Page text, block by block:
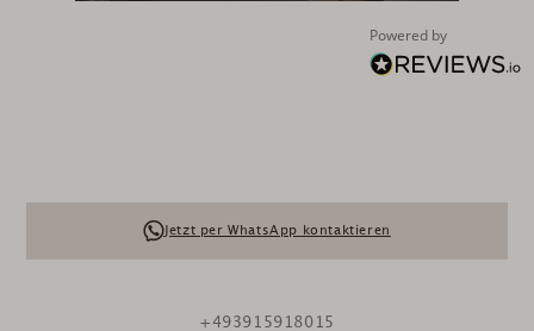
Powered by
Jetzt per WhatsApp kontaktieren
+493915918015